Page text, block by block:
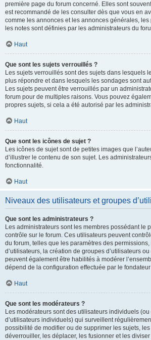
première page du forum concerné. Elles sont
est recommandé de les consulter dès que vous en
comme les annonces et les annonces générales,
les notes sont définies par les administrateurs du
Haut
Que sont les sujets verrouillés ?
Les sujets verrouillés sont des sujets dans lesquels
plus répondre et dans lesquels les sondages sont
Les sujets peuvent être verrouillés par un
forum pour de multiples raisons. Vous pouvez
propres sujets, si cela a été autorisé par les
Haut
Que sont les icônes de sujet ?
Les icônes de sujet sont de petites images que
d’illustrer le contenu de son sujet. Les
fonctionnalité.
Haut
Niveaux des utilisateurs et groupes
Que sont les administrateurs ?
Les administrateurs sont les membres possédant le
contrôle sur le forum. Ces utilisateurs peuvent
du forum, telles que les paramètres des
d’utilisateurs, la création de groupes d’utilisateurs
peuvent également être habilités à modérer
dépend de la configuration effectuée par le
Haut
Que sont les modérateurs ?
Les modérateurs sont des utilisateurs individuels
d’utilisateurs individuels) qui surveillent
possibilité de modifier ou de supprimer les sujets,
déverrouiller, les déplacer, les fusionner et les diviser